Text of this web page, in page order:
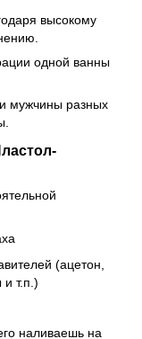
высокому
одной ванны
мужчины разных
(ацетон,
т.п.)
наливаешь на